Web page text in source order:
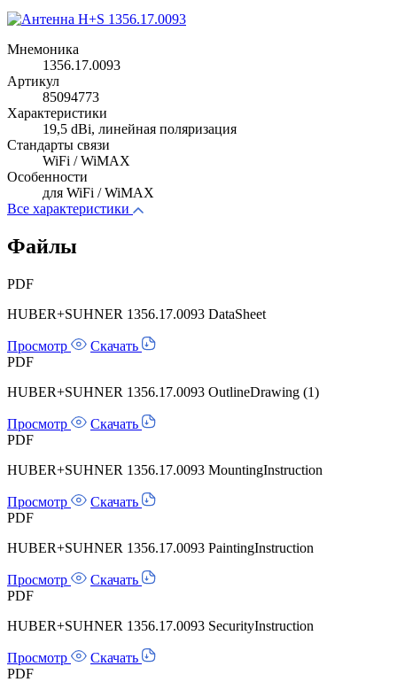
Мнемоника
1356.17.0093
Артикул
85094773
Характеристики
19,5 dBi, линейная поляризация
Стандарты связи
WiFi / WiMAX
Особенности
для WiFi / WiMAX
Все характеристики
Файлы
PDF
HUBER+SUHNER 1356.17.0093 DataSheet
Просмотр
Скачать
PDF
HUBER+SUHNER 1356.17.0093 OutlineDrawing (1)
Просмотр
Скачать
PDF
HUBER+SUHNER 1356.17.0093 MountingInstruction
Просмотр
Скачать
PDF
HUBER+SUHNER 1356.17.0093 PaintingInstruction
Просмотр
Скачать
PDF
HUBER+SUHNER 1356.17.0093 SecurityInstruction
Просмотр
Скачать
PDF